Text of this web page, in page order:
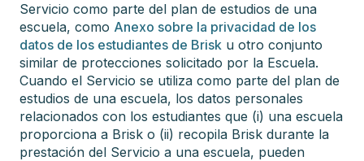
Servicio como parte del plan de estudios de una
escuela, como Anexo sobre la privacidad de los
datos de los estudiantes de Brisk u otro conjunto
similar de protecciones solicitado por la Escuela.
Cuando el Servicio se utiliza como parte del plan de
estudios de una escuela, los datos personales
relacionados con los estudiantes que (i) una escuela
proporciona a Brisk o (ii) recopila Brisk durante la
prestación del Servicio a una escuela, pueden